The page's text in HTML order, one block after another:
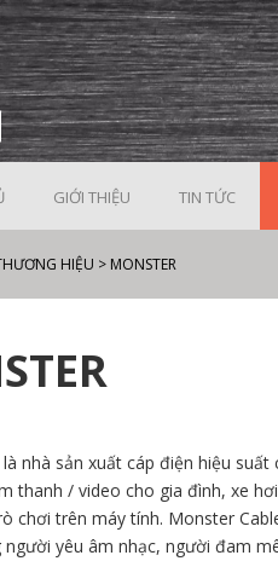
GIỚI THIỆU TIN TỨC
HIỆU > MONSTER
nhà sản xuất cáp điện hiệu
thanh / video cho gia đình, xe
chơi trên máy tính. Monster
yêu âm nhạc, người đam